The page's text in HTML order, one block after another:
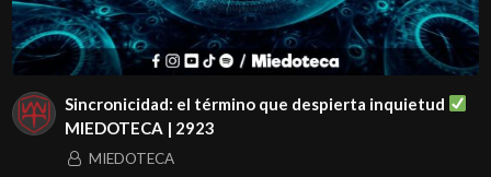
Sincronicidad: el término que despierta inquietud
MIEDOTECA | 2923
MIEDOTECA